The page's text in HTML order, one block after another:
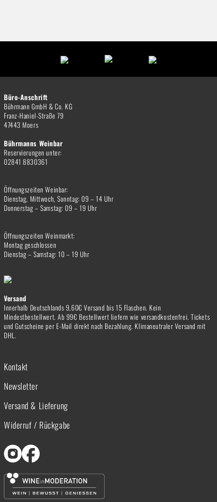
Büro-Anschrift
Bührmann GmbH & Co. KG
Franz-Haniel-Straße 79
47443 Moers
Bührmanns Weinbar
Reservierungen unter:
02841 8830361
Öffnungszeiten Weinbar:
Dienstag, Mittwoch, Sonntag: 09 – 14 Uhr
Donnerstag – Samstag: 09 – 19 Uhr
Öffnungszeiten Weinmarkt:
Montag geschlossen
Dienstag – Samstag: 10 – 19 Uhr
Versand
Innerhalb Deutschlands 9,60€ Versand bis 15 Flaschen. Kein
Mindestbestellwert. Ab 99€ Bestellwert liefern wie versandkostenfrei. Tickets
und Gutscheine per E-Mail direkt nach Bezahlung. Klimaneutraler Versand mit
DHL.
Kontakt
Newsletter
Versand & Lieferung
Widerruf / Rückgabe